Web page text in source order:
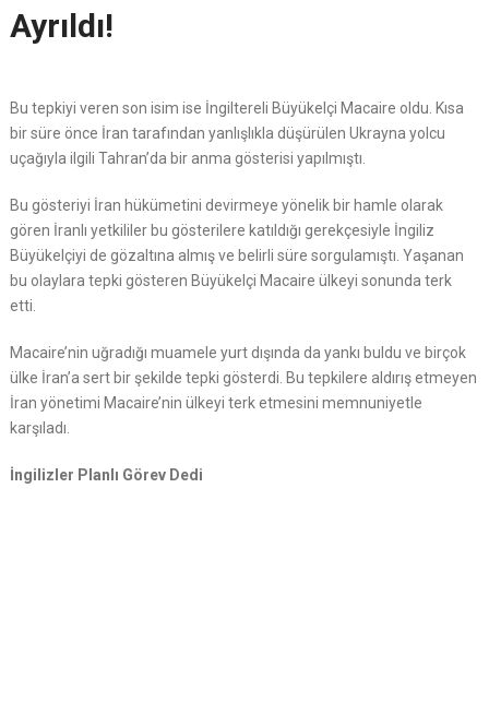
Ayrıldı!
Bu tepkiyi veren son isim ise İngiltereli Büyükelçi Macaire oldu. Kısa
bir süre önce İran tarafından yanlışlıkla düşürülen Ukrayna yolcu
uçağıyla ilgili Tahran’da bir anma gösterisi yapılmıştı.
Bu gösteriyi İran hükümetini devirmeye yönelik bir hamle olarak
gören İranlı yetkililer bu gösterilere katıldığı gerekçesiyle İngiliz
Büyükelçiyi de gözaltına almış ve belirli süre sorgulamıştı. Yaşanan
bu olaylara tepki gösteren Büyükelçi Macaire ülkeyi sonunda terk
etti.
Macaire’nin uğradığı muamele yurt dışında da yankı buldu ve birçok
ülke İran’a sert bir şekilde tepki gösterdi. Bu tepkilere aldırış etmeyen
İran yönetimi Macaire’nin ülkeyi terk etmesini memnuniyetle
karşıladı.
İngilizler Planlı Görev Dedi